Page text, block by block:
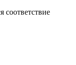
соответствие